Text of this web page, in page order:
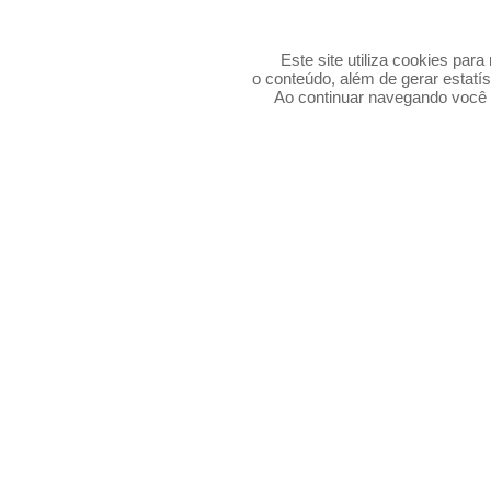
Este site utiliza cookies
o conteúdo, além de gerar
Ao continuar navegando